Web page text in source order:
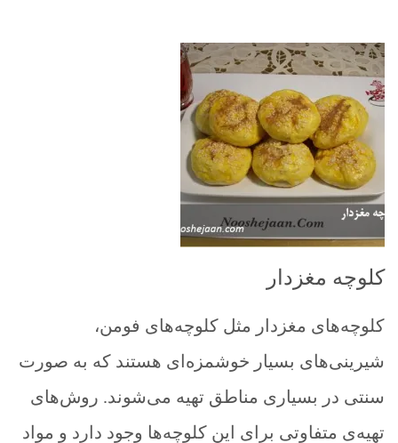
کلوچه مغزدار
کلوچه‌های مغزدار مثل کلوچه‌های فومن،
شیرینی‌های بسیار خوشمزه‌ای هستند که به صورت
سنتی در بسیاری مناطق تهیه می‌شوند. روش‌های
تهیه‌ی متفاوتی برای این کلوچه‌ها وجود دارد و مواد